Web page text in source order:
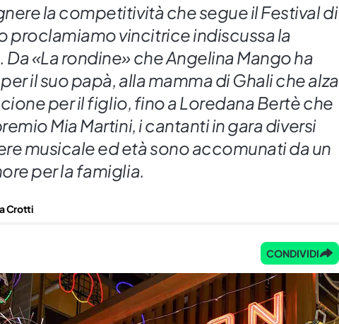
la competitività che segue il Festival di
proclamiamo vincitrice indiscussa la
«La rondine» che Angelina Mango ha
il suo papà, alla mamma di Ghali che alza
per il figlio, fino a Loredana Bertè che
Mia Martini, i cantanti in gara diversi
musicale ed età sono accomunati da un
per la famiglia.
Crotti
CONDIVIDI